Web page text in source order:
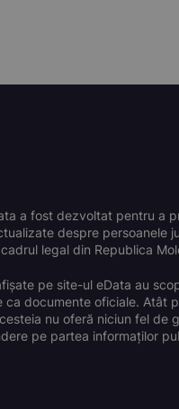
a fost dezvoltat pentru a
despre persoanele
legal din Republica
pe site-ul eData au
ca documente oficiale. Atât
nu oferă niciun fel de
pe partea informaților